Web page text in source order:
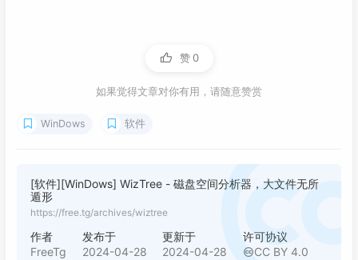
赞 0
如果觉得文章对你有用，请随意赞赏
WinDows 软件
[软件][WinDows] WizTree - 磁盘空间分析器，大文件无所
遁形
https://free.tg/archives/wiztree
作者
FreeTg
发布于
2024-04-28
更新于
2024-04-28
许可协议
CC BY 4.0